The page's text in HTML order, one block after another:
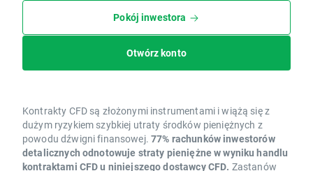
Pokój inwestora
Otwórz konto
Kontrakty CFD są złożonymi instrumentami i wiążą się z
dużym ryzykiem szybkiej utraty środków pieniężnych z
powodu dźwigni finansowej. 77% rachunków inwestorów
detalicznych odnotowuje straty pieniężne w wyniku handlu
kontraktami CFD u niniejszego dostawcy CFD. Zastanów